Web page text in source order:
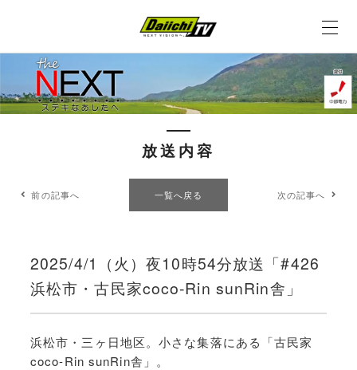
放送内容
前の記事へ 一覧へ戻る 次の記事へ
2025/4/1（火）夜10時54分放送「#426
浜松市・古民家coco-Rin sunRin舎」
浜松市・三ヶ日地区。小さな集落にある「古民家
coco-Rin sunRin舎」。